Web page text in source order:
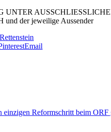
UNTER
der jeweilige Aussender
Rettenstein
Email
Reformschritt beim ORF